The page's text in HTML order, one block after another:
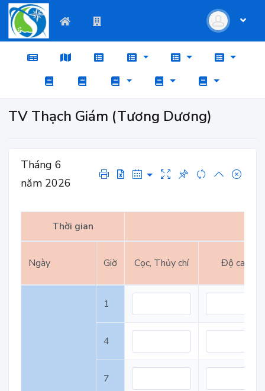
TV Thạch Giám (Tương Dương)
Tháng 6
năm 2026
Thời gian
Ngày Giờ Cọc, Thủy chí Độ cao
1
4
7